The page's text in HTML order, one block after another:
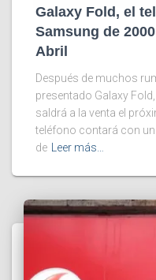
Galaxy Fold, el
Samsung de
Abril
Después de muchos
presentado Galaxy
saldrá a la venta el
teléfono contará con
de
Leer más…